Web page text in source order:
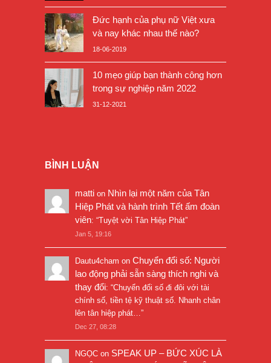
Đức hạnh của phụ nữ Việt xưa
và nay khác nhau thế nào?
18-06-2019
10 mẹo giúp bạn thành công hơn
trong sự nghiệp năm 2022
31-12-2021
BÌNH LUẬN
matti on Nhìn lại một năm của Tân
Hiệp Phát và hành trình Tết ấm đoàn
viên: “Tuyệt vời Tân Hiệp Phát”
Jan 5, 19:16
Dautu4cham on Chuyển đổi số: Người
lao động phải sẵn sàng thích nghi và
thay đổi: “Chuyển đổi số đi đôi với tài
chính số, tiền tệ kỹ thuật số. Nhanh chân
lên tân hiệp phát… ”
Dec 27, 08:28
NGỌC on SPEAK UP – BỨC XÚC LÀ